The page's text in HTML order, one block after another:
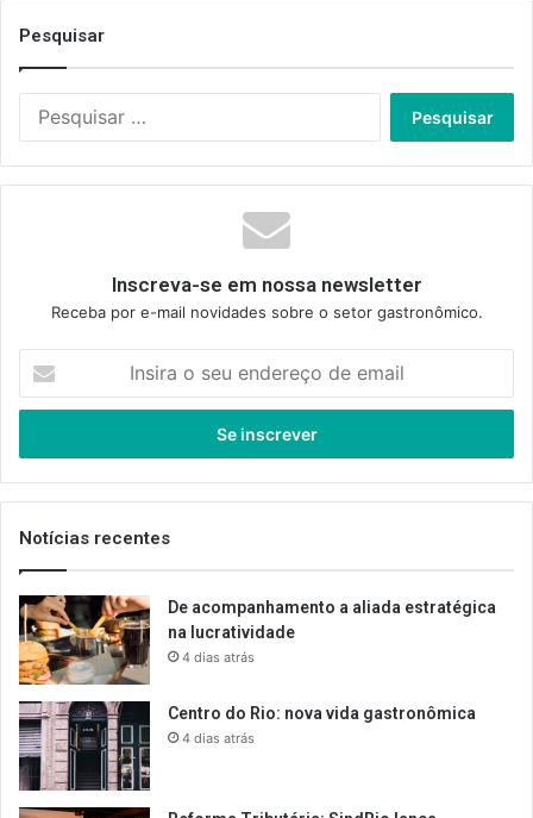
Pesquisar
Inscreva-se em nossa newsletter
Receba por e-mail novidades sobre o setor gastronômico.
seu
de
email
Notícias recentes
De acompanhamento a aliada estratégica
na lucratividade
4 dias atrás
Centro do Rio: nova vida gastronômica
4 dias atrás